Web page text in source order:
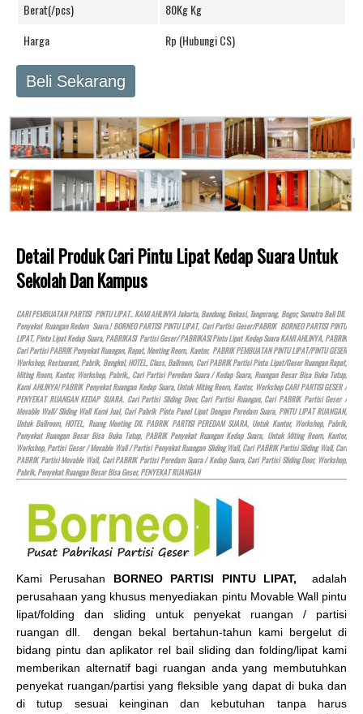
Berat(/pcs)
80Kg Kg
Harga
Rp (Hubungi CS)
Beli Sekarang
Detail Produk Cari Pintu Lipat Kedap Suara Untuk
Sekolah Dan Kampus
CARI PEMBUATAN PARTISI PINTU LIPAT.. KAMI AHLINYA Jakarta, Bandung, Bekasi, Tangerang, Bogor, Sumatra Bali Dll.
Penyekat Ruangan Redam Suara.! BORNEO PARTISI PINTU LIPAT, Cari Partisi Geser/PABRIK BORNEO PARTISI PINTU
LIPAT, Pintu Lipat Kedap Suara, PABRIKASI Partisi Geser/ PABRIKASI Pintu Lipat Kedap Suara KAMI AHLINYA, PABRIK
Cari Partisi PABRIK Penyekat Ruangan, Rapat, Meeting Room, Kantor, PABRIK PEMBUATAN PINTU LIPAT/PINTU GESER
Workshop, Restaurant, Pabrik, Bengkel,HOTEL, Class, Ballroom, Cari PABRIK Partisi Pintu Lipat/Geser Ruangan Rapat,
Miting Room, Kantor, Workshop, Pabrik,, Cari Partisi Peredam Suara / Kedap Suara, Ruangan Besar Bisa Buka Tutup,
Kami AHLINYA! PABRIK Penyekat Ruangan Kedap Suara, Untuk Miting Room, Kantor, Workshop CARI PARTISI GESER /
PENYEKAT RUANGAN KEDAP SUARA. Cari Partisi Sliding Door, Cari Partisi Ruangan, Cari PABRIK Partisi Geser /
Movable Wall/ Sliding Wall Kami Jual, Cari Pabrik Pintu Panel Lipat Dengan Peredam Suara, PINTU LIPAT RUANGAN,
Untuk Ballroom,HOTEL, Ruang Meeting Dll. PABRIK PARTISI PEREDAM SUARA, Untuk Kantor, Workshop, Pabrik,
Penyekat Ruangan Besar Bisa Buka Tutup, PABRIK Penyekat Ruangan Kedap Suara, Untuk Miting Room, Kantor,
Workshop, Partisi Geser / Movable Wall / Partisi Penyekat Ruangan Sliding Wall, Cari PABRIK Partisi Sliding Wall, Cari
PABRIK Partisi Movable Wall, Cari PABRIK Partisi Peredam Suara / Kedap Suara, Cari Partisi Sliding Door, Workshop,
Pabrik, Penyekat Ruangan Besar Bisa Geser, PENYEKAT RUANGAN
Kami Perusahan BORNEO PARTISI PINTU LIPAT, adalah
perusahaan yang khusus menyediakan pintu Movable Wall pintu
lipat/folding dan sliding untuk penyekat ruangan / partisi
ruangan dll. dengan bekal bertahun-tahun kami bergelut di
bidang pintu dan aplikator rel bail sliding dan folding/lipat kami
memberikan alternatif bagi ruangan anda yang membutuhkan
penyekat ruangan/partisi yang fleksible yang dapat di buka dan
di tutup sesuai keinginan dan kebutuhan tanpa harus